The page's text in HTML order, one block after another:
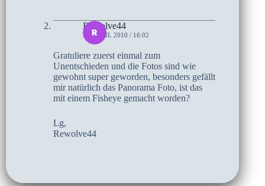
Rewolve44
27. APRIL 2010 / 16:02
Gratuliere zuerst einmal zum
Unentschieden und die Fotos sind wie
gewohnt super geworden, besonders gefällt
mir natürlich das Panorama Foto, ist das
mit einem Fisheye gemacht worden?
Lg,
Rewolve44